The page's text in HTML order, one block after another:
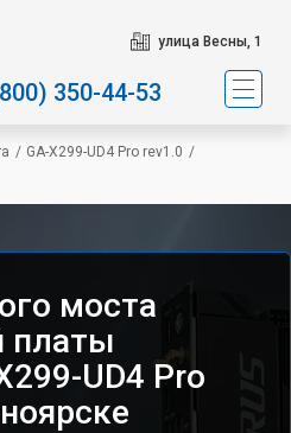
улица Весны, 1
350-44-53
/ GA-X299-UD4 Pro rev1.0 /
моста
платы
UD4 Pro